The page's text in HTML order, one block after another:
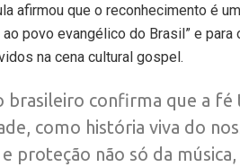
afirmou que o reconhecimento é
povo evangélico do Brasil” e
na cena cultural gospel.
brasileiro confirma que a fé
como história viva do
proteção não só da